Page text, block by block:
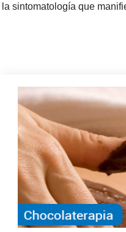
la sintomatología que